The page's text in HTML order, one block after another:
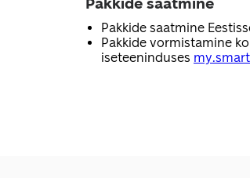
Pakkide saatmine
Pakkide vormistamine
iseteeninduses